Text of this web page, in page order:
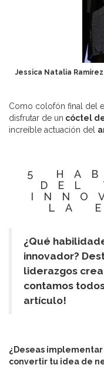
Jessica Natalia
Como colofón final del
disfrutar de un cóctel
increíble actuación del
5
DEL
LA
¿Qué
innovador?
liderazgos
contamos
artículo!
¿Deseas
convertir tu idea de